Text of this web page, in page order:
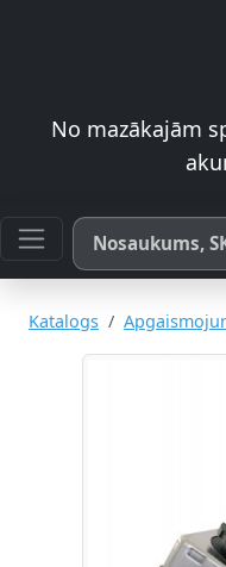
No mazākajām
Meklēt pēc
Katalogs